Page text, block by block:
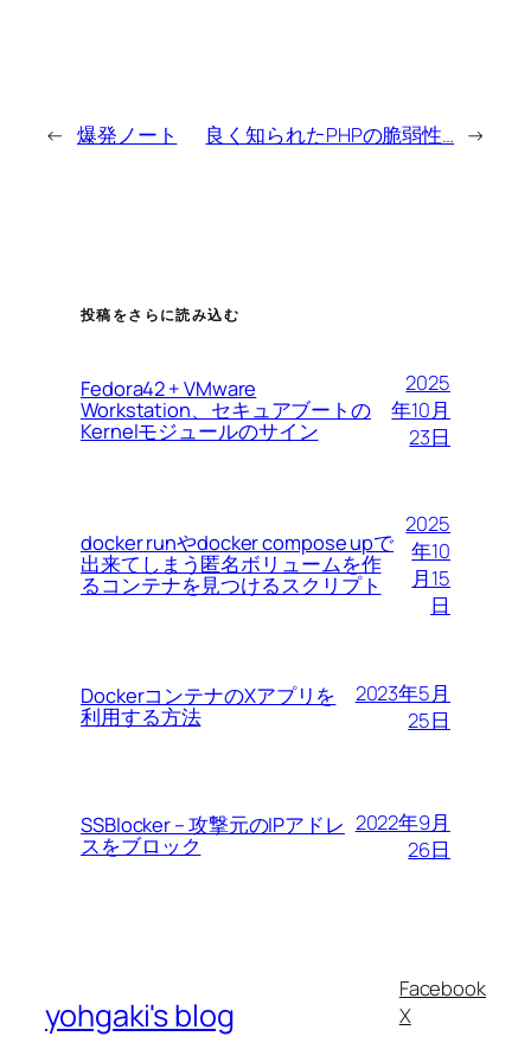
← 爆発ノート 良く知られたPHPの脆弱性… →
投稿をさらに読み込む
Fedora42 + VMware
Workstation、セキュアブートの
Kernelモジュールのサイン
2025
年10月
23日
docker runやdocker compose upで
出来てしまう匿名ボリュームを作
るコンテナを見つけるスクリプト
2025
年10
月15
日
DockerコンテナのXアプリを
利用する方法
2023年5月
25日
SSBlocker – 攻撃元のIPアドレ
スをブロック
2022年9月
26日
yohgaki's blog
Facebook
X